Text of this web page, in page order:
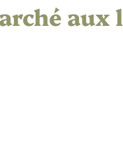
aux